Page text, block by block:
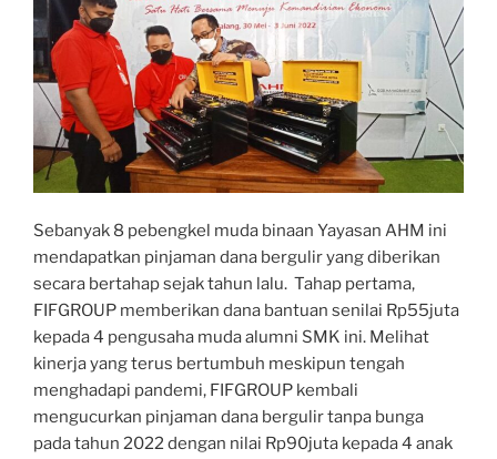
Sebanyak 8 pebengkel muda binaan Yayasan AHM ini
mendapatkan pinjaman dana bergulir yang diberikan
secara bertahap sejak tahun lalu. Tahap pertama,
FIFGROUP memberikan dana bantuan senilai Rp55juta
kepada 4 pengusaha muda alumni SMK ini. Melihat
kinerja yang terus bertumbuh meskipun tengah
menghadapi pandemi, FIFGROUP kembali
mengucurkan pinjaman dana bergulir tanpa bunga
pada tahun 2022 dengan nilai Rp90juta kepada 4 anak